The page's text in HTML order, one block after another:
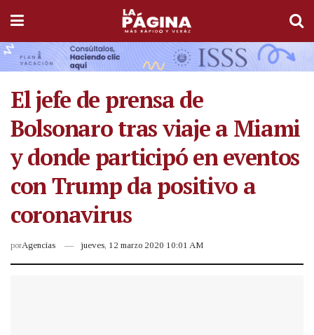
El jefe de prensa de
Bolsonaro tras viaje a Miami
y donde participó en eventos
con Trump da positivo a
coronavirus
porAgencias jueves, 12 marzo 2020 10:01 AM